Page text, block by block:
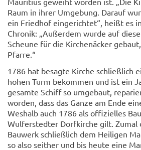
Raum in ihrer Umgebung. Darauf
ein Friedhof eingerichtet“, heißt es
Chronik: „Außerdem wurde auf
Scheune für die Kirchenäcker
Pfarre.“
1786 hat besagte Kirche schließlich
hohen Turm bekommen und ist ein
gesamte Schiff so umgebaut,
worden, dass das Ganze am Ende
Weshalb auch 1786 als offizielles
Wulferstedter Dorfkirche gilt. Zumal
Bauwerk schließlich dem Heiligen
so also seither und bis heute eine